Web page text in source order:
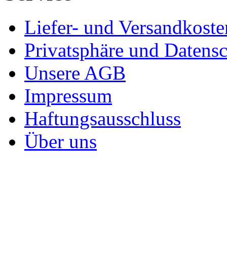
Liefer- und
Privatsphäre und
Unsere AGB
Impressum
Haftungsausschluss
Über uns